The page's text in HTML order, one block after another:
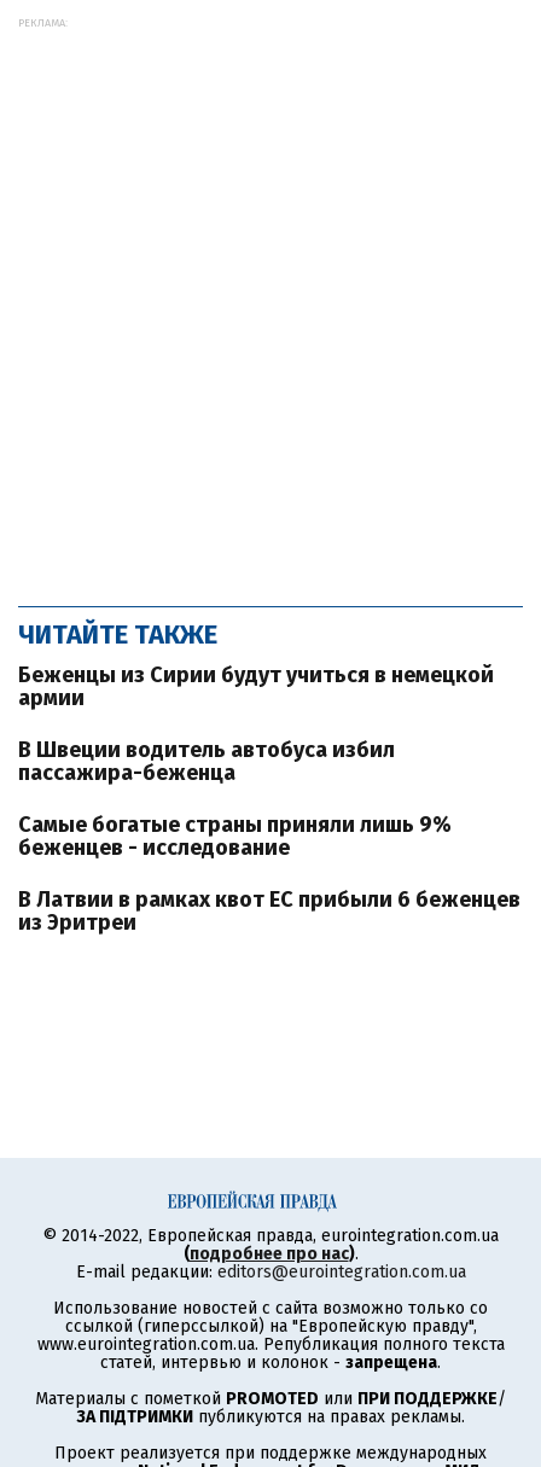
РЕКЛАМА:
ЧИТАЙТЕ ТАКЖЕ
Беженцы из Сирии будут учиться в немецкой
армии
В Швеции водитель автобуса избил
пассажира-беженца
Самые богатые страны приняли лишь 9%
беженцев - исследование
В Латвии в рамках квот ЕС прибыли 6 беженцев
из Эритреи
© 2014-2022, Европейская правда, eurointegration.com.ua
(подробнее про нас).
E-mail редакции: editors@eurointegration.com.ua
Использование новостей с сайта возможно только со
ссылкой (гиперссылкой) на "Европейскую правду",
www.eurointegration.com.ua. Републикация полного текста
статей, интервью и колонок - запрещена.
Материалы с пометкой PROMOTED или ПРИ ПОДДЕРЖКЕ/
ЗА ПІДТРИМКИ публикуются на правах рекламы.
Проект реализуется при поддержке международных